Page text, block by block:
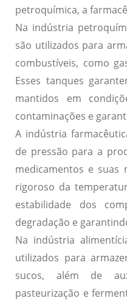
petroquímica, a
Na indústria
são utilizados para
combustíveis, como
Esses tanques
mantidos em
contaminações e
A indústria
de pressão para a
medicamentos e suas
rigoroso da
estabilidade dos
degradação e
Na indústria
utilizados para
sucos, além de
pasteurização e